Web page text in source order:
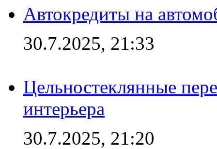
Автокредиты на
30.7.2025, 21:33
Цельностеклянные
интерьера
30.7.2025, 21:20